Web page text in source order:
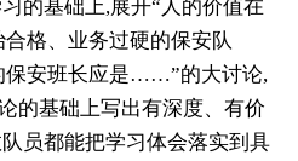
的基础上,展开“人的价值在
格、业务过硬的保安队
保安班长应是……”的大讨论,
的基础上写出有深度、有价
员都能把学习体会落实到具